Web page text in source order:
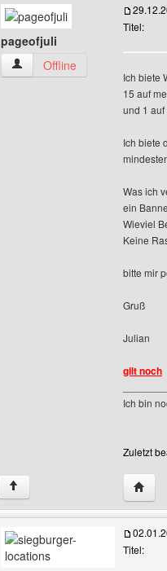
pageofjuli
pageofjuli Benutzer-Profile
Offline
Titel:
Ich biete
15 auf
und 1
Ich biete
Was ich
ein
Wieviel
Keine
bitte mir
Gruß
Julian
gilt noch
Ich bin
Zuletzt
↑
Titel: